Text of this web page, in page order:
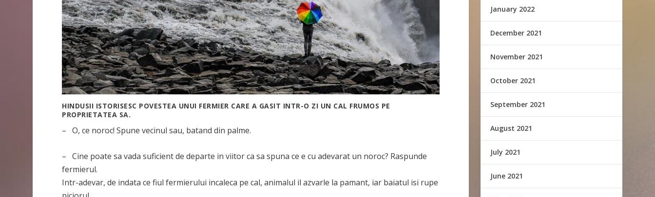
HINDUSII ISTORISESC POVESTEA UNUI FERMIER CARE A GASIT INTR-O ZI UN CAL FRUMOS PE
PROPRIETATEA SA.
– O, ce noroc! Spune vecinul sau, batand din palme.
– Cine poate sa vada suficient de departe in viitor ca sa spuna ce e cu adevarat un noroc? Raspunde
fermierul.
Intr-adevar, de indata ce fiul fermierului incaleca pe cal, animalul il azvarle la pamant, iar baiatul isi rupe
January 2022
December 2021
November 2021
October 2021
September 2021
August 2021
July 2021
June 2021